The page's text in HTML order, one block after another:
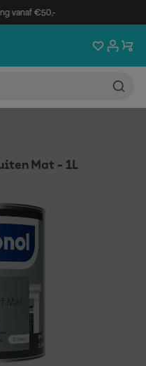
vanaf €50,-
Mat - 1L